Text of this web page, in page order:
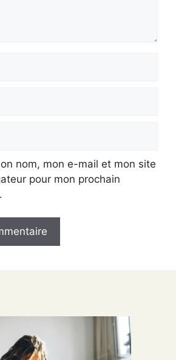
nom, mon e-mail et mon site
pour mon prochain